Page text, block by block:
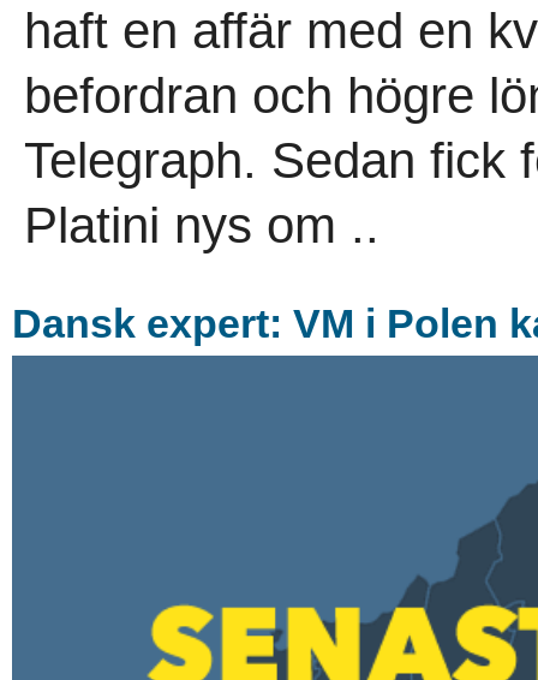
haft en affär med en
befordran och högre
Telegraph. Sedan fick
Platini nys om ..
Dansk expert: VM i Polen